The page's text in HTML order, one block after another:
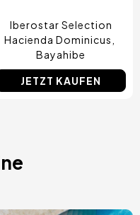
Iberostar Selection
Hacienda Dominicus
Bayahibe
JETZT KAUFEN